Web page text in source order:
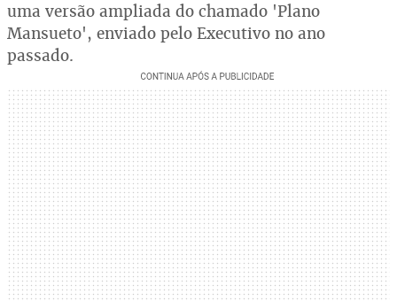
uma versão ampliada do chamado 'Plano
Mansueto', enviado pelo Executivo no ano
passado.